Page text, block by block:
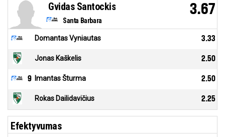
Santa Barbara
Gvidas Santockis 3.67
Domantas Vyniautas 3.33
Jonas Kaškelis 2.50
9 Imantas Šturma 2.50
Rokas Dailidavičius 2.25
Efektyvumas